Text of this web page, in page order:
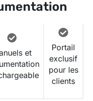
et
Portail
exclusif
pour les
clients